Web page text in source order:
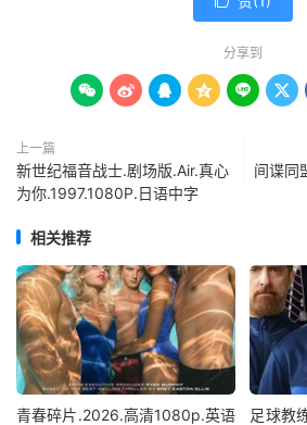
分享到
     
上一篇
新世纪福音战士.剧场版.Air.真心
为你.1997.1080P.日语中字
间谍同
相关推荐
青春碎片.2026.高清1080p.英语
足球教